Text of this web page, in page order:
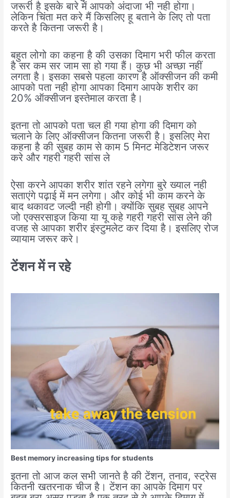
जरूरी है इसके बारे में आपको अंदाजा भी नही होगा।
लेकिन चिंता मत करे मैं किसलिए हू बताने के लिए तो पता
करते है कितना जरूरी है।
बहुत लोगो का कहना है की उसका दिमाग भरी फील करता
है सर कम सर जाम सा हो गया हैं। कुछ भी अच्छा नहीं
लगता है। इसका सबसे पहला कारण है ऑक्सीजन की कमी
आपको पता नही होगा आपका दिमाग आपके शरीर का
20% ऑक्सीजन इस्तेमाल करता है।
इतना तो आपको पता चल ही गया होगा की दिमाग को
चलाने के लिए ऑक्सीजन कितना जरूरी है। इसलिए मेरा
कहना है की सुबह काम से काम 5 मिनट मेडिटेशन जरूर
करे और गहरी गहरी सांस ले
ऐसा करने आपका शरीर शांत रहने लगेगा बुरे ख्याल नही
सताएंगे पढ़ाई में मन लगेगा। और कोई भी काम करने के
बाद थकावट जल्दी नही होगी। क्योंकि सुबह सुबह आपने
जो एक्सरसाइज किया या यू कहे गहरी गहरी सांस लेने की
वजह से आपका शरीर इंस्टुमलेट कर दिया है। इसलिए रोज
व्यायाम जरूर करे।
टेंशन में न रहे
Best memory increasing tips for students
इतना तो आज कल सभी जानते है की टेंशन, तनाव, स्ट्रेस
कितनी खतरनाक चीज है। टेंशन का आपके दिमाग पर